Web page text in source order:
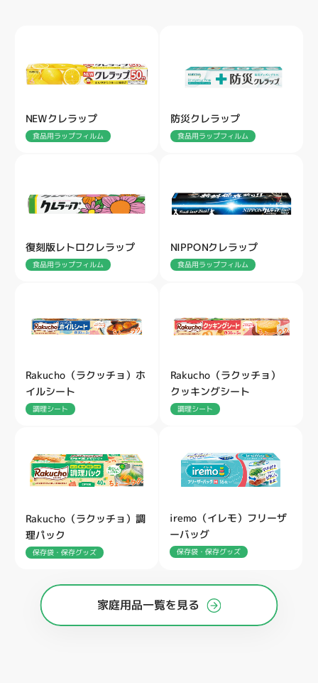
NEWクレラップ
食品用ラップフィルム
防災クレラップ
食品用ラップフィルム
復刻版レトロクレラップ
食品用ラップフィルム
NIPPONクレラップ
食品用ラップフィルム
Rakucho（ラクッチョ）ホ
イルシート
調理シート
Rakucho（ラクッチョ）
クッキングシート
調理シート
Rakucho（ラクッチョ）調
理パック
保存袋・保存グッズ
iremo（イレモ）フリーザ
ーバッグ
保存袋・保存グッズ
家庭用品一覧を見る